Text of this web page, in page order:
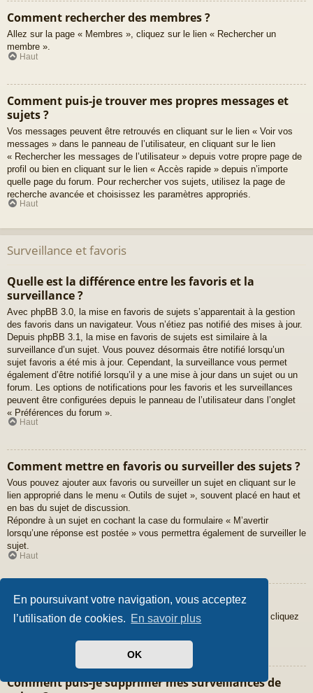
En poursuivant votre navigation, vous acceptez
l’utilisation de cookies. En savoir plus
OK
Comment rechercher des membres ?
Allez sur la page « Membres », cliquez sur le lien « Rechercher un
membre ».
Haut
Comment puis-je trouver mes propres messages et
sujets ?
Vos messages peuvent être retrouvés en cliquant sur le lien « Voir vos
messages » dans le panneau de l’utilisateur, en cliquant sur le lien
« Rechercher les messages de l’utilisateur » depuis votre propre page de
profil ou bien en cliquant sur le lien « Accès rapide » depuis n’importe
quelle page du forum. Pour rechercher vos sujets, utilisez la page de
recherche avancée et choisissez les paramètres appropriés.
Haut
Surveillance et favoris
Quelle est la différence entre les favoris et la
surveillance ?
Avec phpBB 3.0, la mise en favoris de sujets s’apparentait à la gestion
des favoris dans un navigateur. Vous n’étiez pas notifié des mises à jour.
Depuis phpBB 3.1, la mise en favoris de sujets est similaire à la
surveillance d’un sujet. Vous pouvez désormais être notifié lorsqu’un
sujet favoris a été mis à jour. Cependant, la surveillance vous permet
également d’être notifié lorsqu’il y a une mise à jour dans un sujet ou un
forum. Les options de notifications pour les favoris et les surveillances
peuvent être configurées depuis le panneau de l’utilisateur dans l’onglet
« Préférences du forum ».
Haut
Comment mettre en favoris ou surveiller des sujets ?
Vous pouvez ajouter aux favoris ou surveiller un sujet en cliquant sur le
lien approprié dans le menu « Outils de sujet », souvent placé en haut et
en bas du sujet de discussion.
Répondre à un sujet en cochant la case du formulaire « M’avertir
lorsqu’une réponse est postée » vous permettra également de surveiller le
sujet.
Haut
Comment surveiller des forums ?
Pour surveiller un forum en particulier, une fois entré sur celui-ci, cliquez
Comment puis-je supprimer mes surveillances de